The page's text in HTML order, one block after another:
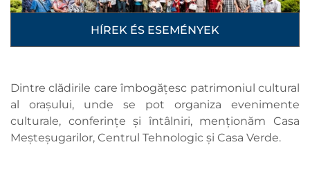
HÍREK ÉS ESEMÉNYEK
Dintre clădirile care îmbogățesc patrimoniul cultural
al orașului, unde se pot organiza evenimente
culturale, conferințe și întâlniri, menționăm Casa
Meșteșugarilor, Centrul Tehnologic și Casa Verde.